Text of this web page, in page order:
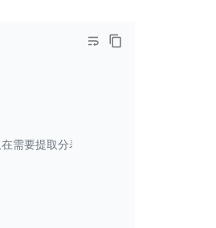
提取分表、分库和数据源信息时填写